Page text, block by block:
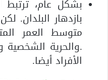
بشكل عام،
بازدهار البلدان.
متوسط العمر
.والحرية الشخصية
الأفراد أيضا.